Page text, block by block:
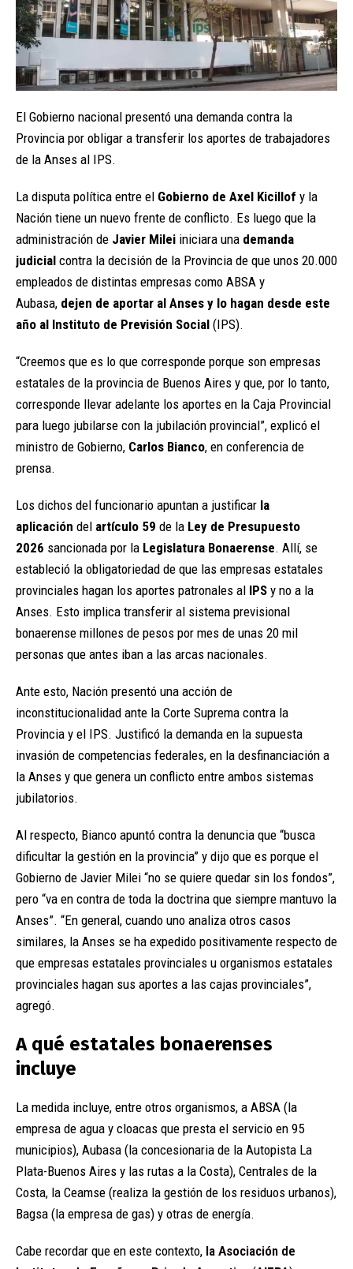
El Gobierno nacional presentó una demanda contra la
Provincia por obligar a transferir los aportes de trabajadores
de la Anses al IPS.
La disputa política entre el Gobierno de Axel Kicillof y la
Nación tiene un nuevo frente de conflicto. Es luego que la
administración de Javier Milei iniciara una demanda
judicial contra la decisión de la Provincia de que unos 20.000
empleados de distintas empresas como ABSA y
Aubasa, dejen de aportar al Anses y lo hagan desde este
año al Instituto de Previsión Social (IPS).
“Creemos que es lo que corresponde porque son empresas
estatales de la provincia de Buenos Aires y que, por lo tanto,
corresponde llevar adelante los aportes en la Caja Provincial
para luego jubilarse con la jubilación provincial”, explicó el
ministro de Gobierno, Carlos Bianco, en conferencia de
prensa.
Los dichos del funcionario apuntan a justificar la
aplicación del artículo 59 de la Ley de Presupuesto
2026 sancionada por la Legislatura Bonaerense. Allí, se
estableció la obligatoriedad de que las empresas estatales
provinciales hagan los aportes patronales al IPS y no a la
Anses. Esto implica transferir al sistema previsional
bonaerense millones de pesos por mes de unas 20 mil
personas que antes iban a las arcas nacionales.
Ante esto, Nación presentó una acción de
inconstitucionalidad ante la Corte Suprema contra la
Provincia y el IPS. Justificó la demanda en la supuesta
invasión de competencias federales, en la desfinanciación a
la Anses y que genera un conflicto entre ambos sistemas
jubilatorios.
Al respecto, Bianco apuntó contra la denuncia que “busca
dificultar la gestión en la provincia” y dijo que es porque el
Gobierno de Javier Milei “no se quiere quedar sin los fondos”,
pero “va en contra de toda la doctrina que siempre mantuvo la
Anses”. “En general, cuando uno analiza otros casos
similares, la Anses se ha expedido positivamente respecto de
que empresas estatales provinciales u organismos estatales
provinciales hagan sus aportes a las cajas provinciales”,
agregó.
A qué estatales bonaerenses
incluye
La medida incluye, entre otros organismos, a ABSA (la
empresa de agua y cloacas que presta el servicio en 95
municipios), Aubasa (la concesionaria de la Autopista La
Plata-Buenos Aires y las rutas a la Costa), Centrales de la
Costa, la Ceamse (realiza la gestión de los residuos urbanos),
Bagsa (la empresa de gas) y otras de energía.
Cabe recordar que en este contexto, la Asociación de